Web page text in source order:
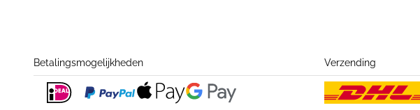
Betalingsmogelijkheden Verzending